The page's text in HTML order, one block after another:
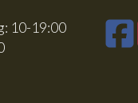
10-19:00